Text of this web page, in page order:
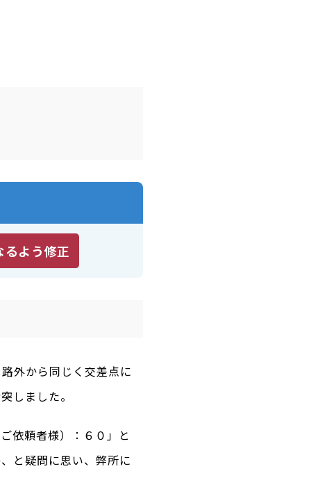
るよう修正
外から同じく交差点に
しました。
依頼者様）：６０」と
と疑問に思い、弊所に